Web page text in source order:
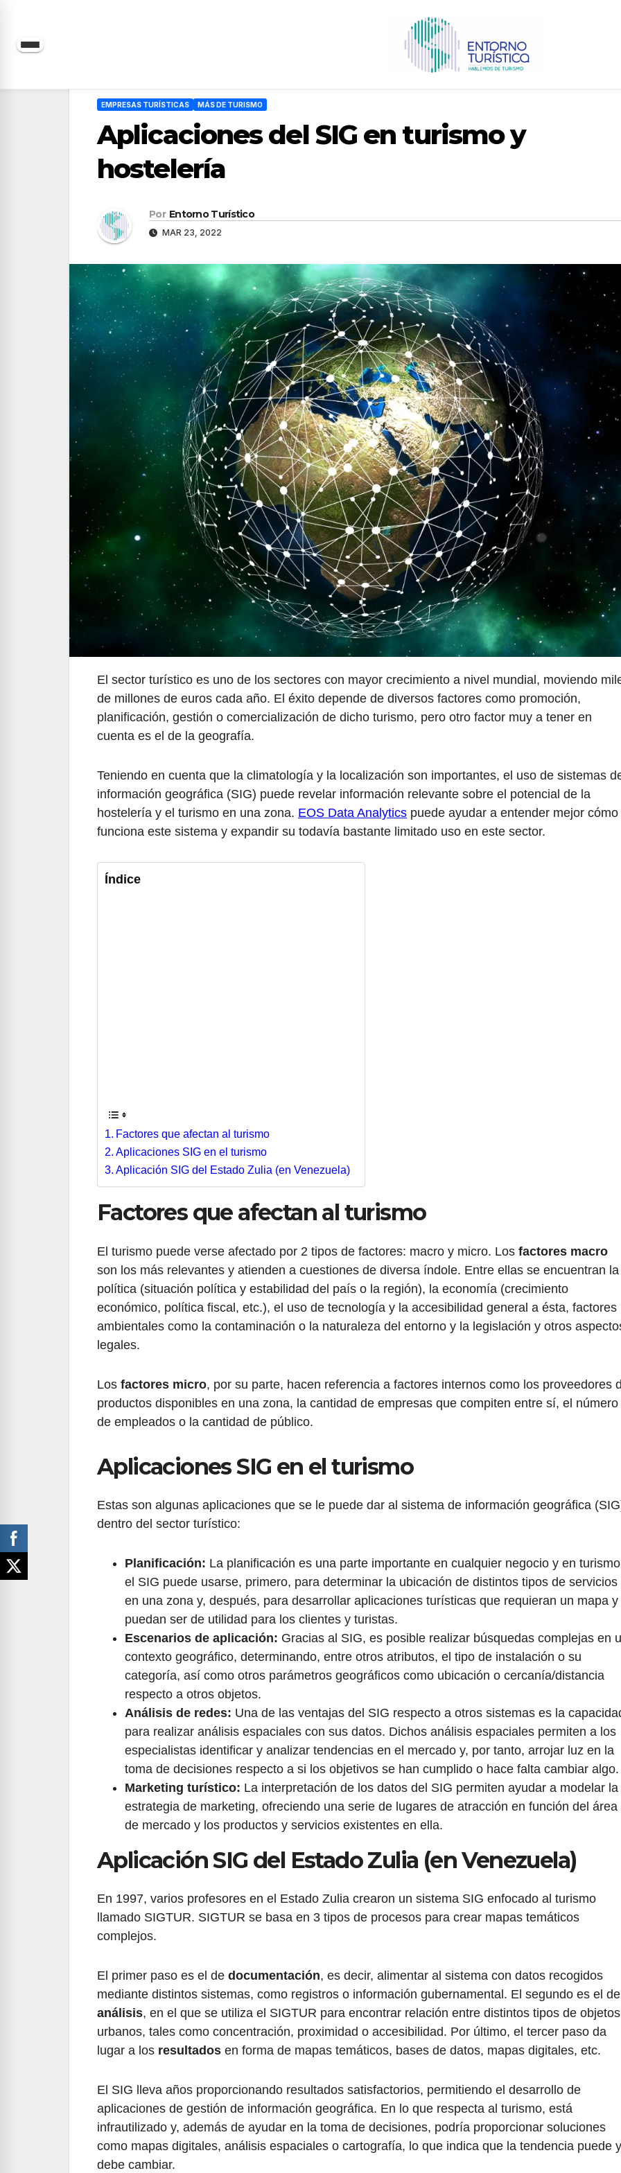
Saltar
EMPRESAS TURÍSTICAS MÁS DE TURISMO
Aplicaciones del SIG en turismo y
hostelería
Por Entorno Turístico
MAR 23, 2022
El sector turístico es uno de los sectores con mayor crecimiento a nivel mundial, moviendo
de millones de euros cada año. El éxito depende de diversos factores como promoción,
planificación, gestión o comercialización de dicho turismo, pero otro factor muy a tener en
cuenta es el de la geografía.
Teniendo en cuenta que la climatología y la localización son importantes, el uso de sistemas
información geográfica (SIG) puede revelar información relevante sobre el potencial de la
hostelería y el turismo en una zona. EOS Data Analytics puede ayudar a entender mejor cómo
funciona este sistema y expandir su todavía bastante limitado uso en este sector.
Índice
Factores que afectan al turismo
Aplicaciones SIG en el turismo
Aplicación SIG del Estado Zulia (en Venezuela)
Factores que afectan al turismo
El turismo puede verse afectado por 2 tipos de factores: macro y micro. Los factores macro
son los más relevantes y atienden a cuestiones de diversa índole. Entre ellas se encuentran la
política (situación política y estabilidad del país o la región), la economía (crecimiento
económico, política fiscal, etc.), el uso de tecnología y la accesibilidad general a ésta, factores
ambientales como la contaminación o la naturaleza del entorno y la legislación y otros
legales.
Los factores micro, por su parte, hacen referencia a factores internos como los proveedores
productos disponibles en una zona, la cantidad de empresas que compiten entre sí, el número
de empleados o la cantidad de público.
Aplicaciones SIG en el turismo
Estas son algunas aplicaciones que se le puede dar al sistema de información geográfica
dentro del sector turístico:
Planificación: La planificación es una parte importante en cualquier negocio y en turismo
el SIG puede usarse, primero, para determinar la ubicación de distintos tipos de servicios
en una zona y, después, para desarrollar aplicaciones turísticas que requieran un mapa y
puedan ser de utilidad para los clientes y turistas.
Escenarios de aplicación: Gracias al SIG, es posible realizar búsquedas complejas en
contexto geográfico, determinando, entre otros atributos, el tipo de instalación o su
categoría, así como otros parámetros geográficos como ubicación o cercanía/distancia
respecto a otros objetos.
Análisis de redes: Una de las ventajas del SIG respecto a otros sistemas es la
para realizar análisis espaciales con sus datos. Dichos análisis espaciales permiten a los
especialistas identificar y analizar tendencias en el mercado y, por tanto, arrojar luz en la
toma de decisiones respecto a si los objetivos se han cumplido o hace falta cambiar algo.
Marketing turístico: La interpretación de los datos del SIG permiten ayudar a modelar la
estrategia de marketing, ofreciendo una serie de lugares de atracción en función del área
de mercado y los productos y servicios existentes en ella.
Aplicación SIG del Estado Zulia (en Venezuela)
En 1997, varios profesores en el Estado Zulia crearon un sistema SIG enfocado al turismo
llamado SIGTUR. SIGTUR se basa en 3 tipos de procesos para crear mapas temáticos
complejos.
El primer paso es el de documentación, es decir, alimentar al sistema con datos recogidos
mediante distintos sistemas, como registros o información gubernamental. El segundo es el
análisis, en el que se utiliza el SIGTUR para encontrar relación entre distintos tipos de objetos
urbanos, tales como concentración, proximidad o accesibilidad. Por último, el tercer paso da
lugar a los resultados en forma de mapas temáticos, bases de datos, mapas digitales, etc.
El SIG lleva años proporcionando resultados satisfactorios, permitiendo el desarrollo de
aplicaciones de gestión de información geográfica. En lo que respecta al turismo, está
infrautilizado y, además de ayudar en la toma de decisiones, podría proporcionar soluciones
como mapas digitales, análisis espaciales o cartografía, lo que indica que la tendencia puede y
debe cambiar.